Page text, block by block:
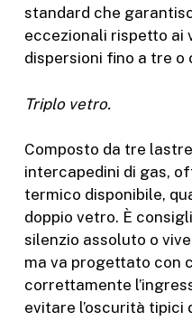
standard che
eccezionali rispetto ai
dispersioni fino a tre o
Triplo vetro.
Composto da tre
intercapedini di gas,
termico disponibile,
doppio vetro. È
silenzio assoluto o
ma va progettato con
correttamente
evitare l’oscurità tipici